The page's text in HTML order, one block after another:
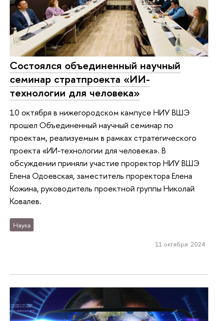
Состоялся объединенный научный
семинар стратпроекта «ИИ-
технологии для человека»
10 октября в нижегородском кампусе НИУ ВШЭ
прошел Объединенный научный семинар по
проектам, реализуемым в рамках стратегического
проекта «ИИ-технологии для человека». В
обсуждении приняли участие проректор НИУ ВШЭ
Елена Одоевская, заместитель проректора Елена
Кожина, руководитель проектной группы Николай
Ковалев.
Наука
11 октября 2024